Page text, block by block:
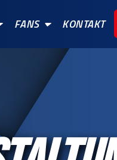
FANS KONTAKT